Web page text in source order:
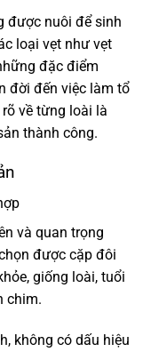
được nuôi để sinh
loại vẹt như vẹt
đặc điểm
đời đến việc làm tổ
về từng loài là
thành công.
và quan trọng
được cặp đôi
giống loài, tuổi
chim.
không có dấu hiệu